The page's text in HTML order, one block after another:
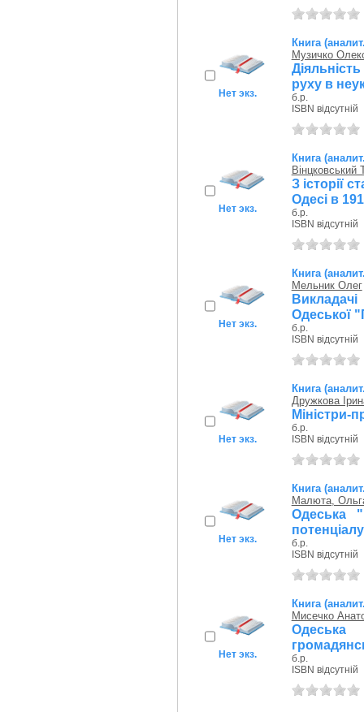
Нет экз.
Книга
Музичко
руху в
б.р.
ISBN відсутній
Нет экз.
Книга
Вінцковський
З історії
Одесі в
б.р.
ISBN відсутній
Нет экз.
Книга
Мельник Олег
Одеської
б.р.
ISBN відсутній
Нет экз.
Книга
Дружкова
Міністри-
б.р.
ISBN відсутній
Нет экз.
Книга
Малюта,
Одеська
б.р.
ISBN відсутній
Нет экз.
Книга
Мисечко
б.р.
ISBN відсутній